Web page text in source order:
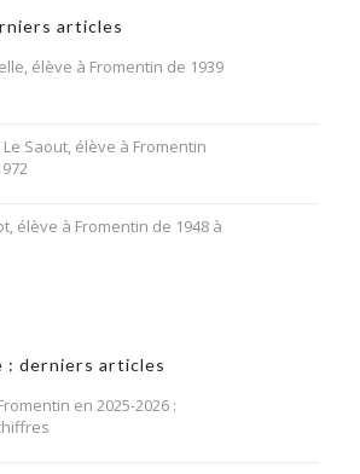
articles
élève à Fromentin de 1939
Saout, élève à Fromentin
élève à Fromentin de 1948 à
: derniers articles
en 2025-2026 :